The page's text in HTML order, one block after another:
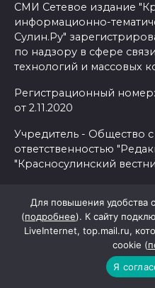
СМИ Сетевое издание
информационно-
Сулин.Ру"
по надзору в сфере
технологий и массовых
Регистрационный
от 2.11.2020
Учредитель - Общество
ответственностью
"Красносулинский
Главный редактор
СЫРОВАТКИНА.
Телефоны:
гл. редактор — 8 (86367)
Для повышения удобства
(подробнее). К сайту
LiveInternet, top.mail.ru,
cookie (
Я